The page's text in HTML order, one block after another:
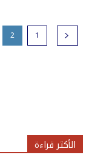
1
2
الأكثر قراءة